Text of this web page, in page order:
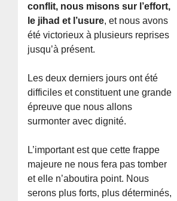
conflit, nous misons sur l’effort,
le jihad et l’usure, et nous avons
été victorieux à plusieurs reprises
jusqu’à présent.
Les deux derniers jours ont été
difficiles et constituent une grande
épreuve que nous allons
surmonter avec dignité.
L’important est que cette frappe
majeure ne nous fera pas tomber
et elle n’aboutira point. Nous
serons plus forts, plus déterminés,